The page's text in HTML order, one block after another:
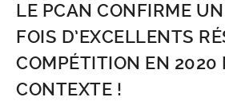
LE PCAN CONFIRME
FOIS D’EXCELLENTS
COMPÉTITION EN 2020
CONTEXTE !